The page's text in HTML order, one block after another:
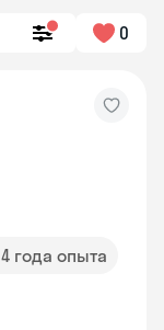
0
4 года опыта